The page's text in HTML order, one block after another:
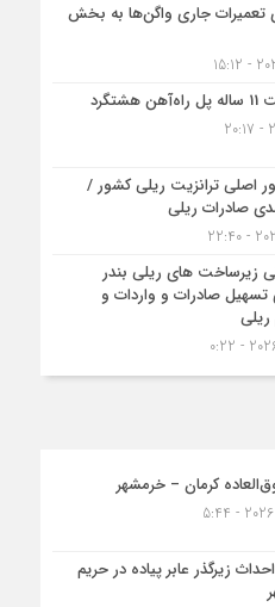
تعمیرات جاری واگن‌ها به بخش
اصلی ترانزیت ریلی کشور /
زیرساخت های ریلی بندر
تسهیل صادرات و واردات و
کرمان – خرمشهر
زیرگذر عابر پیاده در حریم